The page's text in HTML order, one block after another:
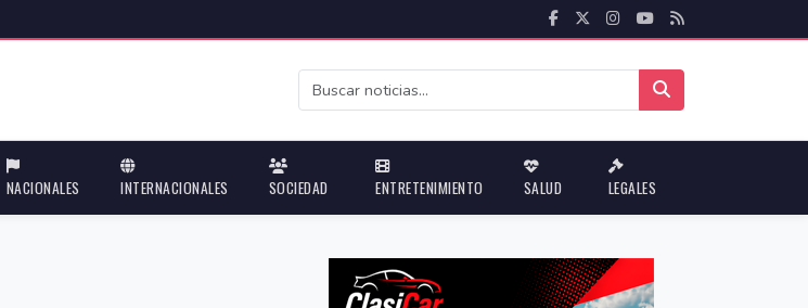
NACIONALES INTERNACIONALES SOCIEDAD ENTRETENIMIENTO SALUD LEGALES